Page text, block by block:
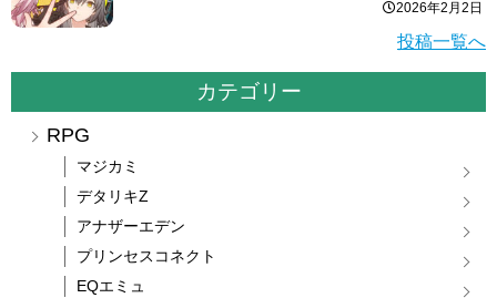
2026年2月2日
投稿一覧へ
カテゴリー
RPG
マジカミ
デタリキZ
アナザーエデン
プリンセスコネクト
EQエミュ